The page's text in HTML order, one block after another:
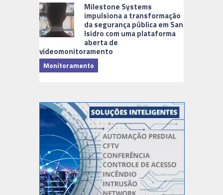
Milestone Systems
impulsiona a transformação
da segurança pública em San
Isidro com uma plataforma
aberta de
videomonitoramento
Monitoramento